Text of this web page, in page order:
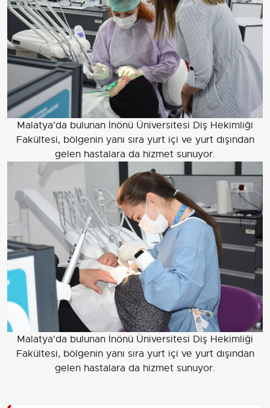
Malatya'da bulunan İnönü Üniversitesi Diş Hekimliği
Fakültesi, bölgenin yanı sıra yurt içi ve yurt dışından
gelen hastalara da hizmet sunuyor.
Malatya'da bulunan İnönü Üniversitesi Diş Hekimliği
Fakültesi, bölgenin yanı sıra yurt içi ve yurt dışından
gelen hastalara da hizmet sunuyor.